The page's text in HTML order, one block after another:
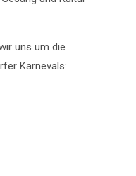
uns um die
Karnevals: